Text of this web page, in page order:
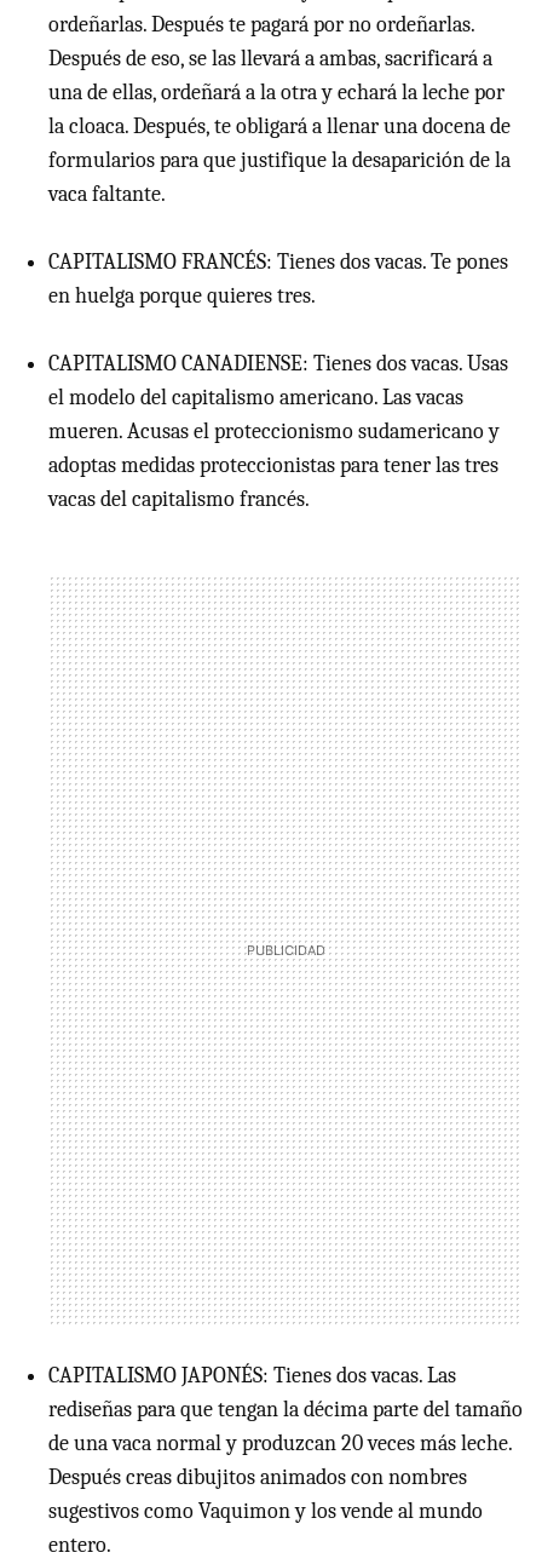
ordeñarlas. Después te pagará por no ordeñarlas.
Después de eso, se las llevará a ambas, sacrificará a
una de ellas, ordeñará a la otra y echará la leche por
la cloaca. Después, te obligará a llenar una docena de
formularios para que justifique la desaparición de la
vaca faltante.
CAPITALISMO FRANCÉS: Tienes dos vacas. Te pones
en huelga porque quieres tres.
CAPITALISMO CANADIENSE: Tienes dos vacas. Usas
el modelo del capitalismo americano. Las vacas
mueren. Acusas el proteccionismo sudamericano y
adoptas medidas proteccionistas para tener las tres
vacas del capitalismo francés.
CAPITALISMO JAPONÉS: Tienes dos vacas. Las
rediseñas para que tengan la décima parte del tamaño
de una vaca normal y produzcan 20 veces más leche.
Después creas dibujitos animados con nombres
sugestivos como Vaquimon y los vende al mundo
entero.